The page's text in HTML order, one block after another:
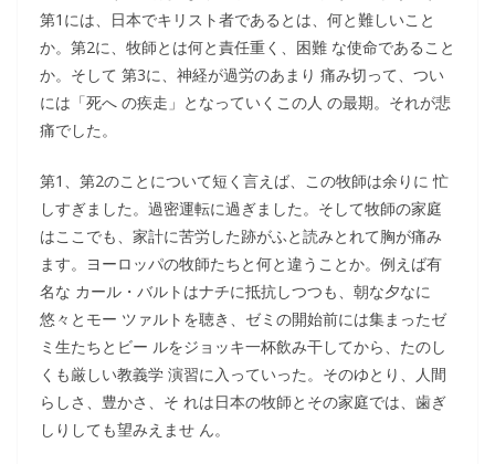
第1には、日本でキリスト者であるとは、何と難しいこと
か。第2に、牧師とは何と責任重く、困難 な使命であること
か。そして 第3に、神経が過労のあまり 痛み切って、つい
には「死へ の疾走」となっていくこの人 の最期。それが悲
痛でした。
第1、第2のことについて短く言えば、この牧師は余りに 忙
しすぎました。過密運転に過ぎました。そして牧師の家庭
はここでも、家計に苦労した跡がふと読みとれて胸が痛み
ます。ヨーロッパの牧師たちと何と違うことか。例えば有
名な カール・バルトはナチに抵抗しつつも、朝な夕なに
悠々とモー ツァルトを聴き、ゼミの開始前には集まったゼ
ミ生たちとビー ルをジョッキ一杯飲み干してから、たのし
くも厳しい教義学 演習に入っていった。そのゆとり、人間
らしさ、豊かさ、そ れは日本の牧師とその家庭では、歯ぎ
しりしても望みえませ ん。